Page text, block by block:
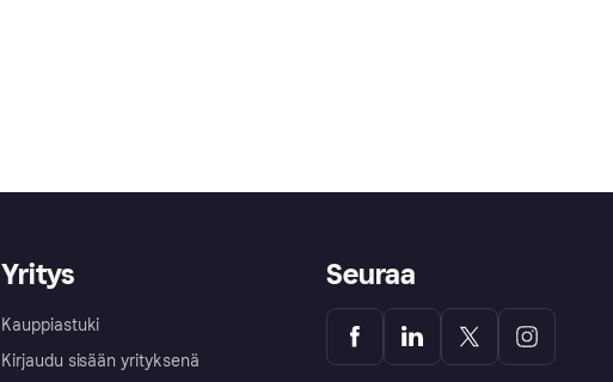
Yritys
Kauppiastuki
Kirjaudu sisään yrityksenä
Seuraa